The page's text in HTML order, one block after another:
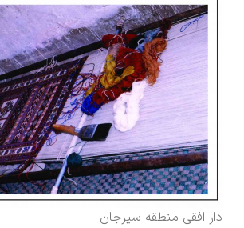
دار افقی منطقه سیرجان